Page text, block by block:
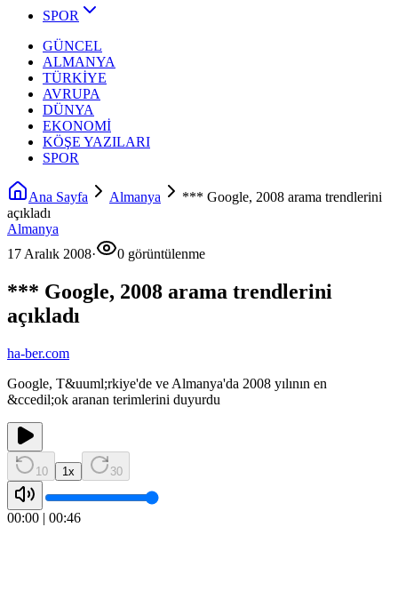
SPOR
GÜNCEL
ALMANYA
TÜRKİYE
AVRUPA
DÜNYA
EKONOMİ
KÖŞE YAZILARI
SPOR
Ana Sayfa Almanya
*** Google, 2008 arama trendlerini
açıkladı
Almanya
17 Aralık 2008· 0 görüntülenme
*** Google, 2008 arama trendlerini
açıkladı
ha-ber.com
Google, T&uuml;rkiye'de ve Almanya'da 2008 yılının en
&ccedil;ok aranan terimlerini duyurdu
10 1 x 30
00:00 | 00:46